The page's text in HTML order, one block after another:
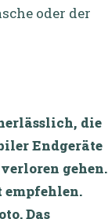
oder der
die
Endgeräte
gehen.
Das